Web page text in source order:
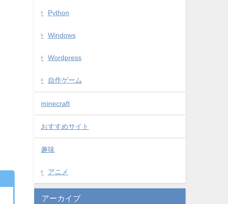
Python
Windows
Wordpress
自作ゲーム
minecraft
おすすめサイト
趣味
アニメ
アーカイブ